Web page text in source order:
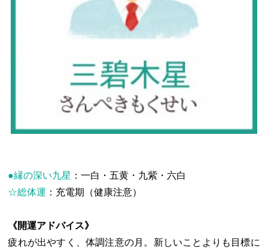
●縁の深い九星 ：一白・五黄・九紫・六白
☆総体運 ：充電期（健康注意）
《開運アドバイス》
疲れが出やすく、体調注意の月。新しいことよりも目標に